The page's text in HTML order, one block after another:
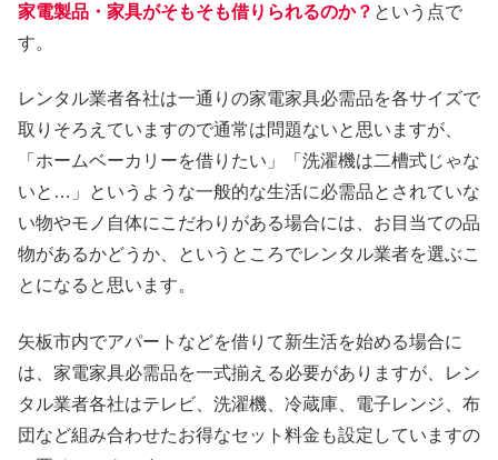
家電製品・家具がそもそも借りられるのか？ という点で
す。
レンタル業者各社は一通りの家電家具必需品を各サイズで
取りそろえていますので通常は問題ないと思いますが、
「ホームベーカリーを借りたい」「洗濯機は二槽式じゃな
いと…」というような一般的な生活に必需品とされていな
い物やモノ自体にこだわりがある場合には、お目当ての品
物があるかどうか、というところでレンタル業者を選ぶこ
とになると思います。
矢板市内でアパートなどを借りて新生活を始める場合に
は、家電家具必需品を一式揃える必要がありますが、レン
タル業者各社はテレビ、洗濯機、冷蔵庫、電子レンジ、布
団など組み合わせたお得なセット料金も設定していますの